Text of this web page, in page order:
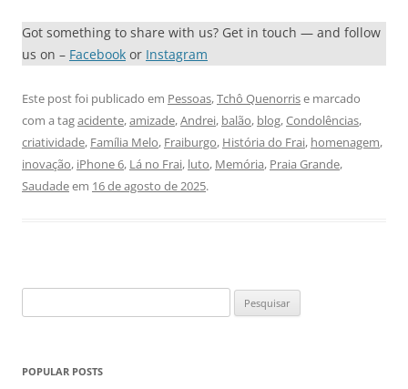
Got something to share with us? Get in touch — and follow
us on – Facebook or Instagram
Este post foi publicado em Pessoas,Tchô Quenorrise marcado
com a tagacidente,amizade,Andrei, balão, blog,Condolências,
criatividade, Família Melo, Fraiburgo, História do Frai, homenagem,
inovação, iPhone 6, Lá no Frai, luto, Memória, Praia Grande,
Saudadeem 16 de agosto de 2025.
por:
POPULAR POSTS